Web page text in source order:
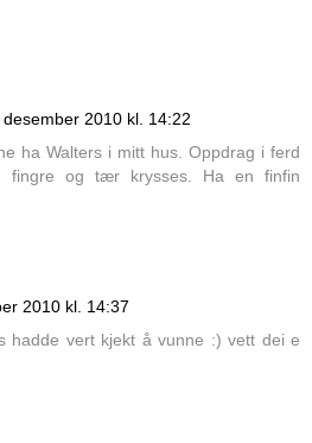
desember 2010 kl. 14:22
ha Walters i mitt hus. Oppdrag i ferd
fingre og tær krysses. Ha en finfin
2010 kl. 14:37
hadde vert kjekt å vunne :) vett dei e